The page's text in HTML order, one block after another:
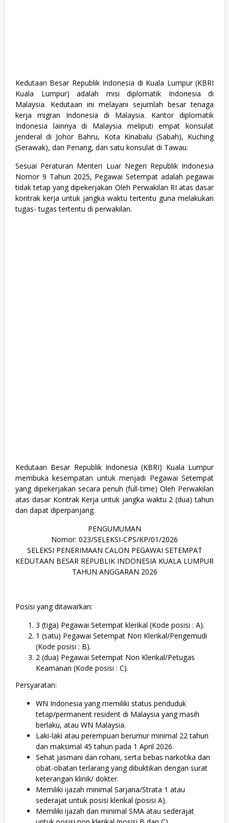
J
u
r
s
n
S
A
/
M
K
Kedutaan Besar Republik Indonesia di Kuala Lumpur (KBRI
Kuala Lumpur) adalah misi diplomatik Indonesia di
Malaysia. Kedutaan ini melayani sejumlah besar tenaga
kerja migran Indonesia di Malaysia. Kantor diplomatik
Indonesia lainnya di Malaysia meliputi empat konsulat
jenderal di Johor Bahru, Kota Kinabalu (Sabah), Kuching
(Serawak), dan Penang, dan satu konsulat di Tawau.
Sesuai Peraturan Menteri Luar Negeri Republik Indonesia
Nomor 9 Tahun 2025, Pegawai Setempat adalah pegawai
tidak tetap yang dipekerjakan Oleh Perwakilan RI atas dasar
kontrak kerja untuk jangka waktu tertentu guna melakukan
tugas- tugas tertentu di perwakilan.
Kedutaan Besar Republik Indonesia (KBRI) Kuala Lumpur
membuka kesempatan untuk menjadi Pegawai Setempat
yang dipekerjakan secara penuh (full-time) Oleh Perwakilan
atas dasar Kontrak Kerja untuk jangka waktu 2 (dua) tahun
dan dapat diperpanjang.
PENGUMUMAN
Nomor: 023/SELEKSI-CPS/KP/01/2026
SELEKSI PENERIMAAN CALON PEGAWAI SETEMPAT
KEDUTAAN BESAR REPUBLIK INDONESIA KUALA LUMPUR
TAHUN ANGGARAN 2026
Posisi yang ditawarkan:
3 (tiga) Pegawai Setempat klerikal (Kode posisi : A).
1 (satu) Pegawai Setempat Non Klerikal/Pengemudi
(Kode posisi : B).
2 (dua) Pegawai Setempat Non Klerikal/Petugas
Keamanan (Kode posisi : C).
Persyaratan:
WN Indonesia yang memiliki status penduduk
tetap/permanent resident di Malaysia yang masih
berlaku, atau WN Malaysia.
Laki-laki atau perempuan berumur minimal 22 tahun
dan maksimal 45 tahun pada 1 April 2026.
Sehat jasmani dan rohani, serta bebas narkotika dan
obat-obatan terlarang yang dibuktikan dengan surat
keterangan klinik/ dokter.
Memiliki ijazah minimal Sarjana/Strata 1 atau
sederajat untuk posisi klerikal (posisi A).
Memiliki ijazah dan minimal SMA atau sederajat